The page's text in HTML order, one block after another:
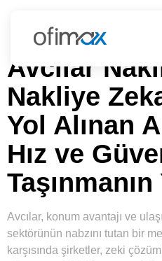
Avcılar
Avcılar
Nakliye
Yol Alınan
Hız ve
Avcılar, konum avantajı ve
sektörünün nabzını tutan bir
karşısında şirketler, zeki